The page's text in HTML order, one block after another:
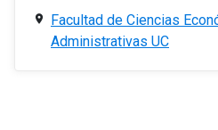
Facultad de Ciencias
Administrativas UC